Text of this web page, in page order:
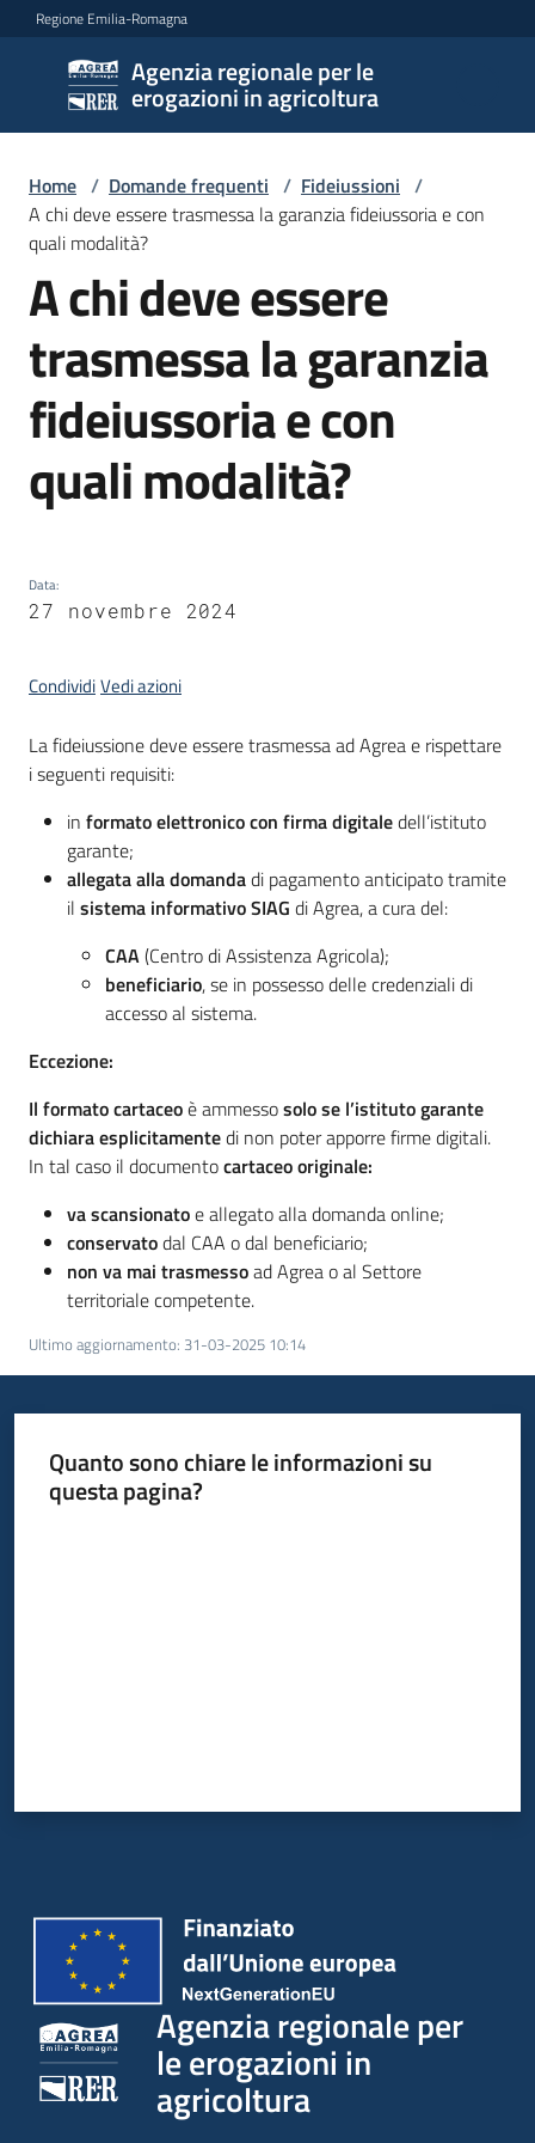
Vai al contenuto
Vai alla navigazione
Vai al footer
Regione Emilia-Romagna
Agenzia regionale per le
erogazioni in agricoltura
Agenzia
regionale
per le
erogazioni
in
agricoltura
L'Agenzia
Novità
Settori
di
Servizi
Atti
Home / Domande frequenti / Fideiussioni /
A chi deve essere trasmessa la garanzia fideiussoria e con
quali modalità?
Salta al contenuto
A chi deve essere
trasmessa la garanzia
fideiussoria e con
quali modalità?
Data:
27 novembre 2024
CondividiVedi azioni
La fideiussione deve essere trasmessa ad Agrea e rispettare
i seguenti requisiti:
in formato elettronico con firma digitaledell’istituto
garante;
allegata alla domandadi pagamento anticipato tramite
il sistema informativo SIAG di Agrea, a cura del:
CAA(Centro di Assistenza Agricola);
beneficiario, se in possesso delle credenziali di
accesso al sistema.
Eccezione:
Il formato cartaceoè ammessosolo se l’istituto garante
dichiara esplicitamentedi non poter apporre firme digitali.
In tal caso il documentocartaceo originale:
va scansionatoe allegato alla domanda online;
conservatodal CAA o dal beneficiario;
non va mai trasmessoad Agrea o al Settore
territoriale competente.
Ultimo aggiornamento: 31-03-2025 10:14
Quanto sono chiare le informazioni su
questa pagina?
Agenzia regionale per
le erogazioni in
agricoltura